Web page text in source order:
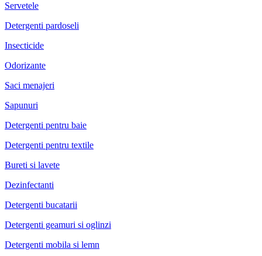
Servetele
Detergenti pardoseli
Insecticide
Odorizante
Saci menajeri
Sapunuri
Detergenti pentru baie
Detergenti pentru textile
Bureti si lavete
Dezinfectanti
Detergenti bucatarii
Detergenti geamuri si oglinzi
Detergenti mobila si lemn